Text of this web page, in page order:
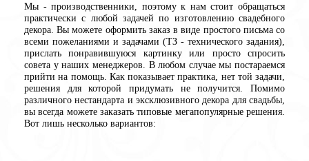
Мы - производственники, поэтому к нам стоит обращаться
практически с любой задачей по изготовлению свадебного
декора. Вы можете оформить заказ в виде простого письма со
всеми пожеланиями и задачами (ТЗ - технического задания),
прислать понравившуюся картинку или просто спросить
совета у наших менеджеров. В любом случае мы постараемся
прийти на помощь. Как показывает практика, нет той задачи,
решения для которой придумать не получится. Помимо
различного нестандарта и эксклюзивного декора для свадьбы,
вы всегда можете заказать типовые мегапопулярные решения.
Вот лишь несколько вариантов: